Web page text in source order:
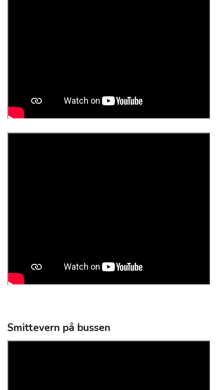
Smittevern på bussen